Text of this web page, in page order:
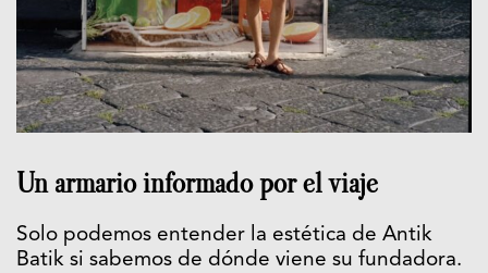
Un armario informado por el viaje
Solo podemos entender la estética de Antik
Batik si sabemos de dónde viene su fundadora.